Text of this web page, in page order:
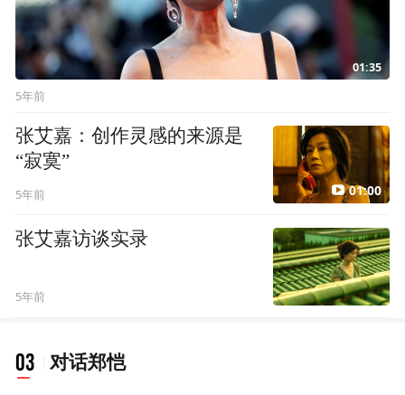
01:35
5年前
张艾嘉：创作灵感的来源是
“寂寞”
5年前 01:00
张艾嘉访谈实录
5年前
03 对话郑恺